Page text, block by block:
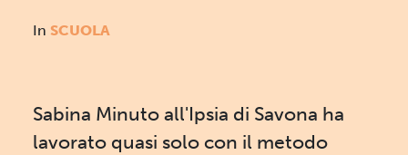
In SCUOLA
Sabina Minuto all'Ipsia di Savona ha
lavorato quasi solo con il metodo